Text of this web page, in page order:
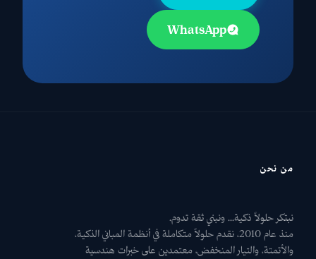
WhatsApp
من نحن
نبتكر حلولاً ذكية... ونبني ثقة تدوم.
منذ عام 2010، نقدم حلولاً متكاملة في أنظمة المباني الذكية،
والأتمتة، والتيار المنخفض، معتمدين على خبرات هندسية